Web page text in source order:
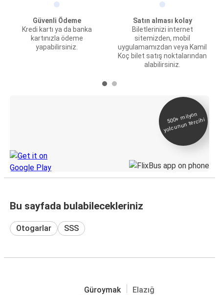
Güvenli Ödeme
Kredi kartı ya da banka
kartınızla ödeme
yapabilirsiniz.
Satın alması kolay
Biletlerinizi internet
sitemizden, mobil
uygulamamızdan veya Kamil
Koç bilet satış noktalarından
alabilirsiniz.
500+
milyon
yolcunun tercihi
Bu sayfada bulabilecekleriniz
Otogarlar SSS
Güroymak Elazığ